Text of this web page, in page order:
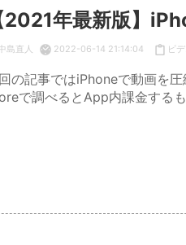
2021年最新版】
島直人 2022-06-14 21:14:04 ビ
の記事ではiPhoneで動画を
で調べるとApp内課金する